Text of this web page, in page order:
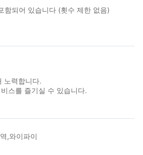
되어 있습니다 (횟수 제한 없음)
노력합니다.
스를 즐기실 수 있습니다.
,와이파이